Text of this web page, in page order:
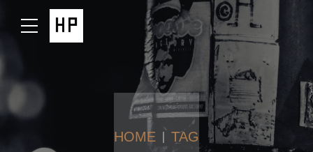
HOME TAG